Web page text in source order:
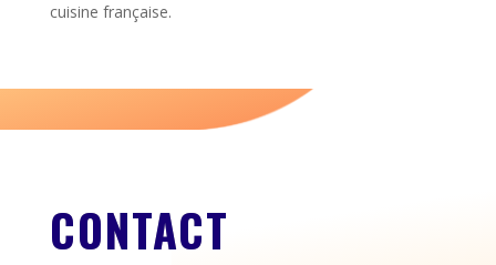
cuisine française.
CONTACT